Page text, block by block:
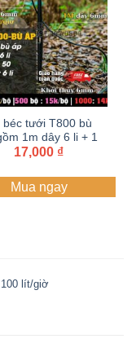
béc tưới T800 bù
1m dây 6 li + 1
cây cắm
17,000 ₫
Mua ngay
lít/giờ